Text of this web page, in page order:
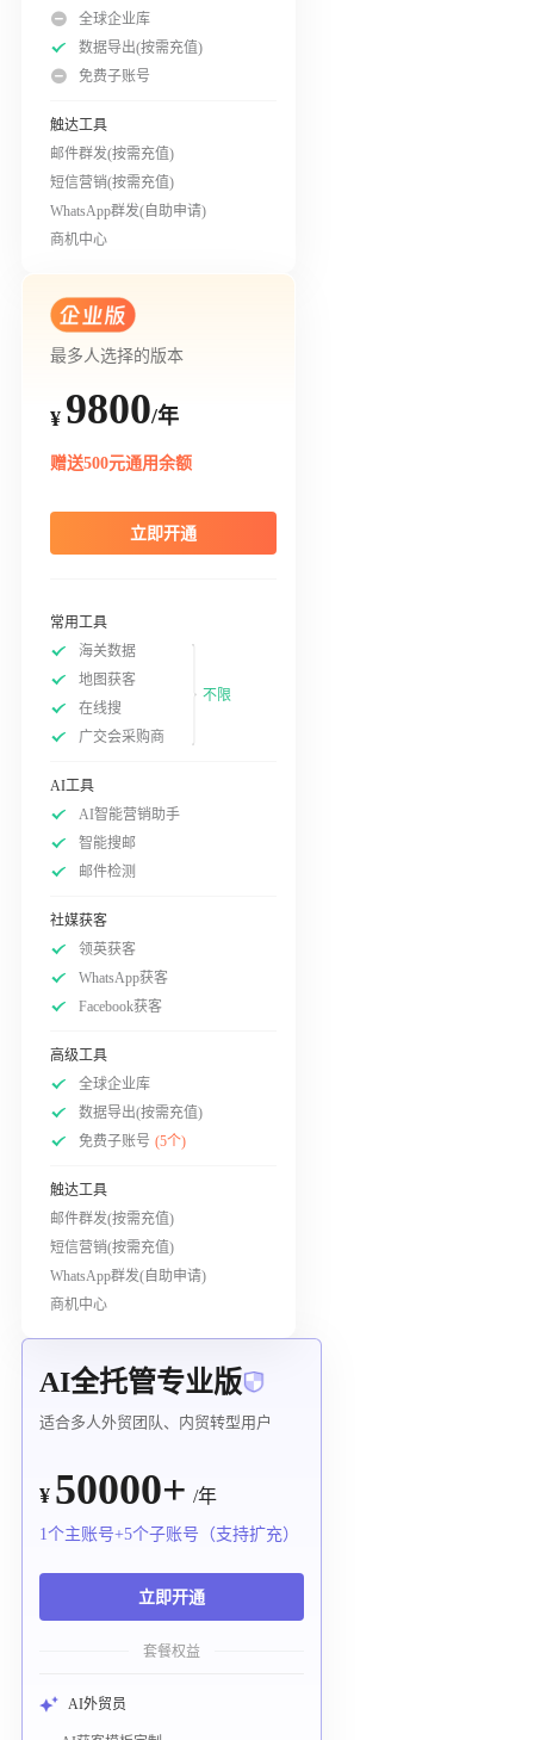
全球企业库
数据导出(按需充值)
免费子账号
触达工具
邮件群发(按需充值)
短信营销(按需充值)
WhatsApp群发(自助申请)
商机中心
最多人选择的版本
¥ 9800/年
赠送500元通用余额
立即开通
常用工具
海关数据
地图获客
在线搜
广交会采购商
不限
AI工具
AI智能营销助手
智能搜邮
邮件检测
社媒获客
领英获客
WhatsApp获客
Facebook获客
高级工具
全球企业库
数据导出(按需充值)
免费子账号 (5个)
触达工具
邮件群发(按需充值)
短信营销(按需充值)
WhatsApp群发(自助申请)
商机中心
AI全托管专业版
适合多人外贸团队、内贸转型用户
¥ 50000+ /年
1个主账号+5个子账号（支持扩充）
立即开通
套餐权益
AI外贸员